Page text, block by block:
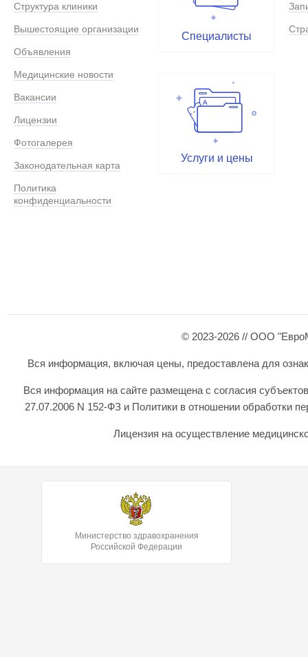
Структура клиники
Вышестоящие организации
Объявления
Медицинские новости
Вакансии
Лицензии
Фотогалерея
Законодательная карта
Политика
конфиденциальности
Специалисты
Услуги и цены
© 2023-2026 // ООО
Вся информация, включая цены, предоставлена для
Вся информация на сайте размещена с согласия
27.07.2006 N 152-ФЗ и Политики в отношении обработки
Лицензия на осуществление
Министерство здравохранения
Российской Федерации